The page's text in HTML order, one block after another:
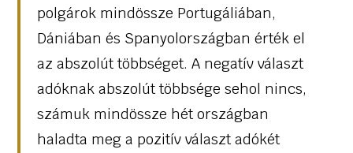
polgárok mindössze Portugáliában,
Dániában és Spanyolországban érték el
az abszolút többséget. A negatív választ
adóknak abszolút többsége sehol nincs,
számuk mindössze hét országban
haladta meg a pozitív választ adókét